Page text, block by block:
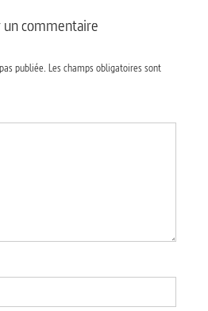
un commentaire
publiée. Les champs obligatoires sont